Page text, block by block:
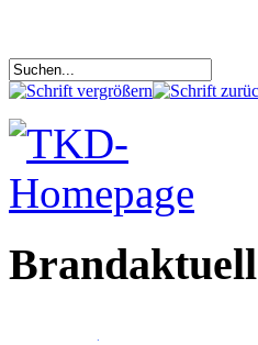
Brandaktuell
.